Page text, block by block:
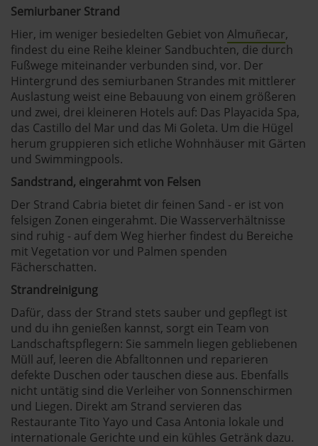
Semiurbaner Strand
Hier, im weniger besiedelten Gebiet von Almuñecar,
findest du eine Reihe kleiner Sandbuchten, die durch
Fußwege miteinander verbunden sind, vor. Der
Hintergrund des semiurbanen Strandes mit mittlerer
Auslastung weist eine Bebauung von einem größeren
und zwei, drei kleineren Hotels auf: Das Playacida Spa,
das Castillo del Mar und das Mi Goleta. Um die Hügel
herum gruppieren sich etliche Wohnhäuser mit Gärten
und Swimmingpools.
Sandstrand, eingerahmt von Felsen
Der Strand Cabria bietet dir feinen Sand - er ist von
felsigen Zonen eingerahmt. Die Wasserverhältnisse
sind ruhig - auf dem Weg hierher findest du Bereiche
mit Vegetation vor und Palmen spenden
Fächerschatten.
Strandreinigung
Dafür, dass der Strand stets sauber und gepflegt ist
und du ihn genießen kannst, sorgt ein Team von
Landschaftspflegern: Sie sammeln liegen gebliebenen
Müll auf, leeren die Abfalltonnen und reparieren
defekte Duschen oder tauschen diese aus. Ebenfalls
nicht untätig sind die Verleiher von Sonnenschirmen
und Liegen. Direkt am Strand servieren das
Restaurante Tito Yayo und Casa Antonia lokale und
internationale Gerichte und ein kühles Getränk dazu.